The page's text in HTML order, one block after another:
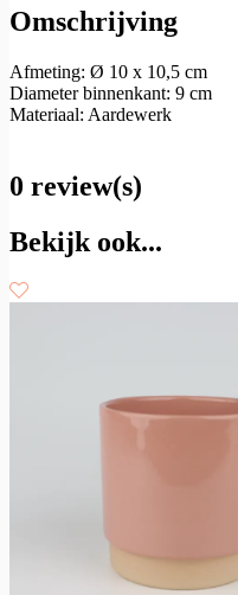
Omschrijving
Afmeting: Ø 10 x 10,5 cm
Diameter binnenkant: 9 cm
Materiaal: Aardewerk
0 review(s)
Bekijk ook...